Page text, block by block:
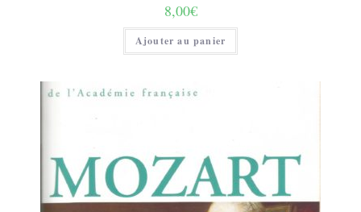
8,00€
Ajouter au panier